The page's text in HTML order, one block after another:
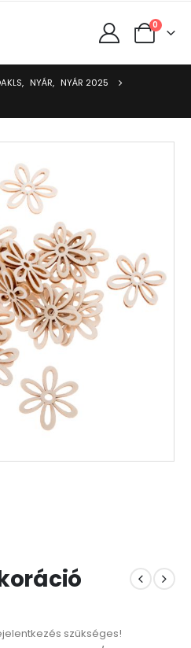
0
, NYÁR, NYÁR 2025
szükséges!